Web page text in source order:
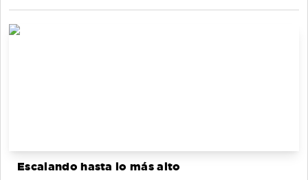
Escalando hasta lo más alto